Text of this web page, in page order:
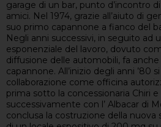
garage di un bar, punto d’incontro
amici. Nel 1974, grazie all’aiuto di
suo primo capannone a fianco del
Negli anni successivi, in seguito ad
esponenziale del lavoro, dovuto
diffusione delle automobili, fa anche
capannone. All’inizio degli anni ’80
collaborazione come officina
prima sotto la concessionaria Chiri
successivamente con l’ Albacar di
conclusa la costruzione della